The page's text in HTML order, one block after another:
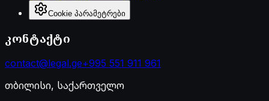
Cookie პარამეტრები
კონტაქტი
contact@legal.ge+995 551 911 961
თბილისი, საქართველო